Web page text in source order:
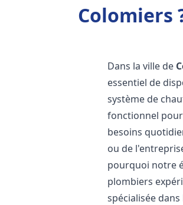
Colomiers
Dans la ville de
essentiel de
système de
fonctionnel
besoins
ou de
pourquoi notre
plombiers
spécialisée dans